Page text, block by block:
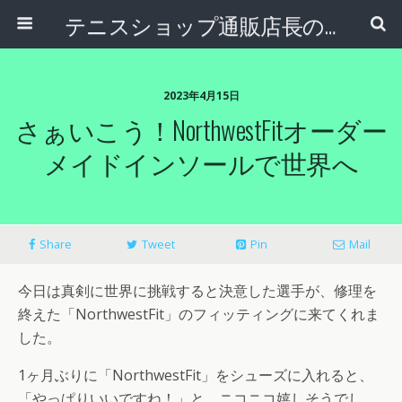
テニスショップ通販店長のブログ＠テニスショップLAFINO 西山克久
2023年4月15日
さぁいこう！NorthwestFitオーダー
メイドインソールで世界へ
Share Tweet Pin Mail
今日は真剣に世界に挑戦すると決意した選手が、修理を
終えた「NorthwestFit」のフィッティングに来てくれま
した。
1ヶ月ぶりに「NorthwestFit」をシューズに入れると、